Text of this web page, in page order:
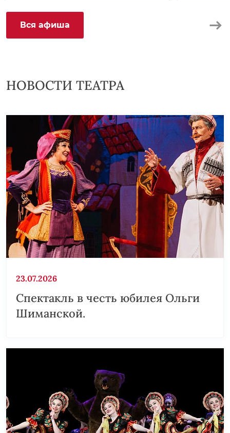
Вся афиша
НОВОСТИ ТЕАТРА
23.07.2026
Спектакль в честь юбилея Ольги
Шиманской.